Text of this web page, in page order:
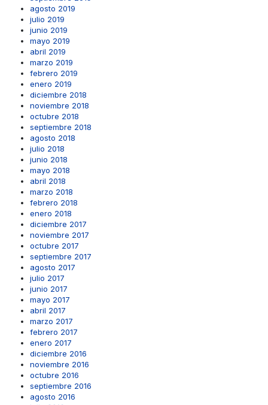
agosto 2019
julio 2019
junio 2019
mayo 2019
abril 2019
marzo 2019
febrero 2019
enero 2019
diciembre 2018
noviembre 2018
octubre 2018
septiembre 2018
agosto 2018
julio 2018
junio 2018
mayo 2018
abril 2018
marzo 2018
febrero 2018
enero 2018
diciembre 2017
noviembre 2017
octubre 2017
septiembre 2017
agosto 2017
julio 2017
junio 2017
mayo 2017
abril 2017
marzo 2017
febrero 2017
enero 2017
diciembre 2016
noviembre 2016
octubre 2016
septiembre 2016
agosto 2016